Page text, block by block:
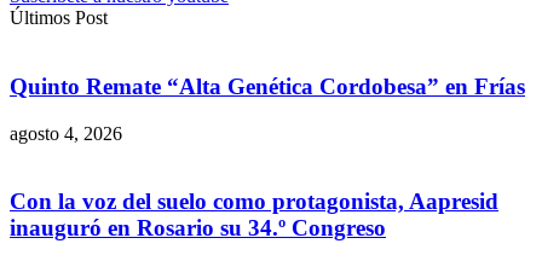
Últimos Post
Quinto Remate “Alta Genética Cordobesa” en Frías
agosto 4, 2026
Con la voz del suelo como protagonista, Aapresid
inauguró en Rosario su 34.º Congreso